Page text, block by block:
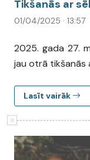
Tikšanās ar
01/04/2025 · 13:57
2025. gada 27.
jau otrā tikšanās
Lasīt vairāk